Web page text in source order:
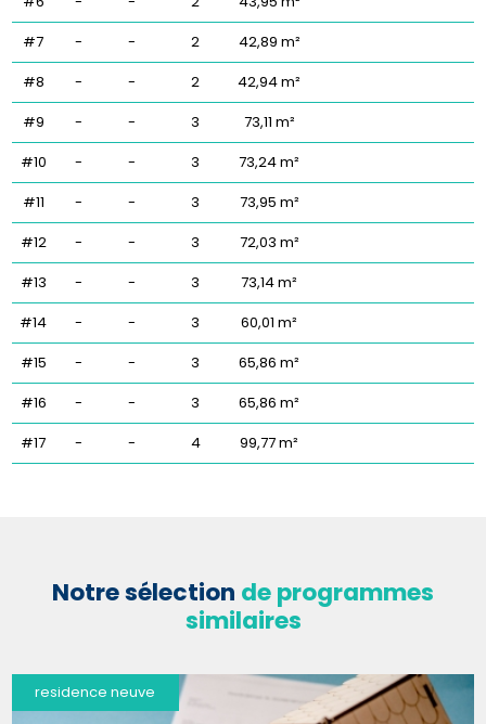
#7
- - 2
42,89 m²
#8
- - 2
42,94 m²
#9
- - 3
73,11 m²
#10
- - 3
73,24 m²
#11
- - 3
73,95 m²
#12
- - 3
72,03 m²
#13
- - 3
73,14 m²
#14
- - 3
60,01 m²
#15
- - 3
65,86 m²
#16
- - 3
65,86 m²
#17
- - 4 99,77 m²
Notre sélection de programmes
similaires
residence neuve